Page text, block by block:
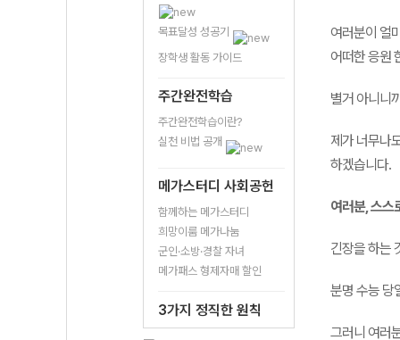
목표달성 성공기
장학생 활동 가이드
주간완전학습
주간완전학습이란?
실천 비법 공개
메가스터디 사회공헌
함께하는 메가스터디
희망이룸 메가나눔
군인·소방·경찰 자녀
메가패스 형제자매 할인
3가지 정직한 원칙
여러분이 얼
어떠한 응원
별거 아니니
제가 너무나
하겠습니다.
여러분, 스스
긴장을 하는
분명 수능 당
그러니 여러